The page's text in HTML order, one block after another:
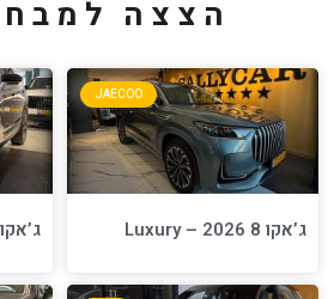
נוסף
JAECOO
ג’אקו 7 פרימיום 2026